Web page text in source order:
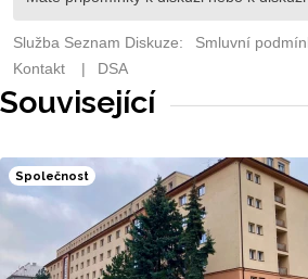
Související
Společnost